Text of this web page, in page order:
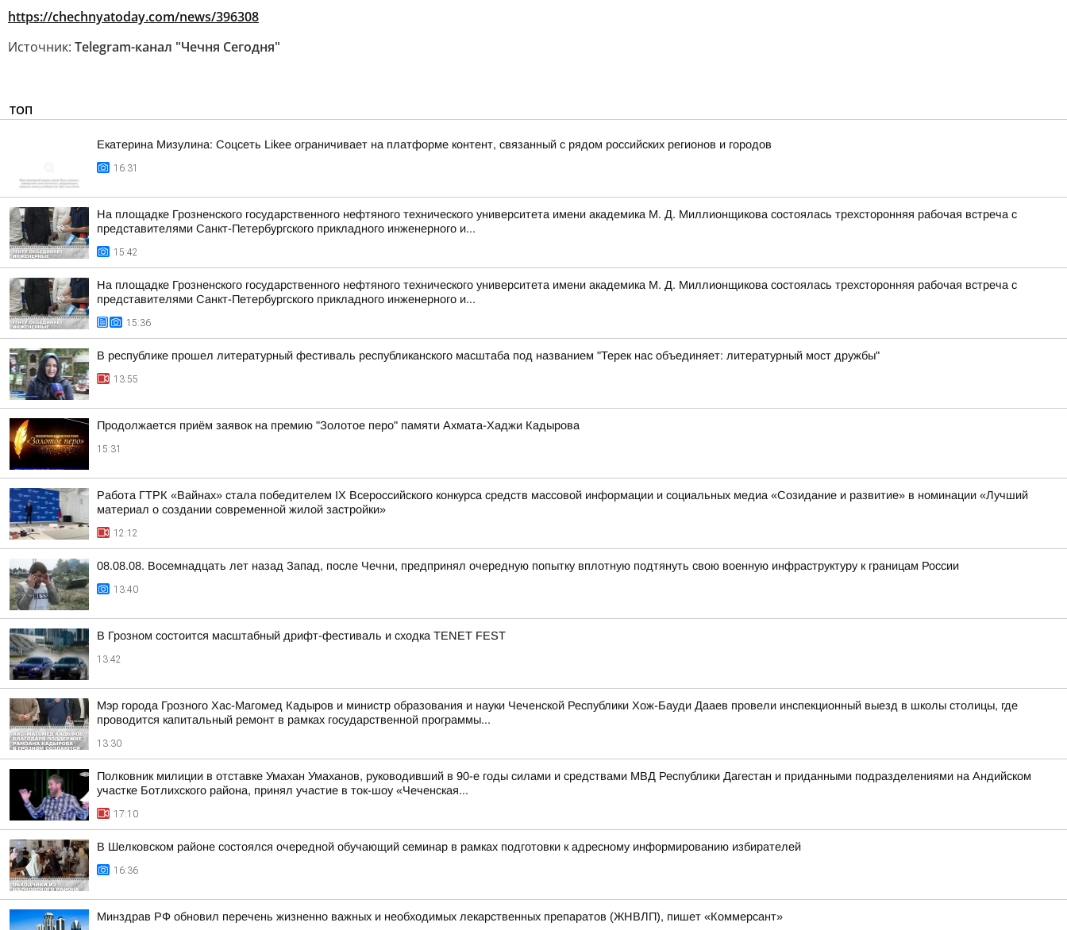
https://chechnyatoday.com/news/396308
Источник: Telegram-канал "Чечня Сегодня"
ТОП
Екатерина Мизулина: Соцсеть Likee ограничивает на платформе контент, связанный с рядом российских регионов и городов
16:31
На площадке Грозненского государственного нефтяного технического университета имени академика М. Д. Миллионщикова состоялась трехсторонняя рабочая встреча с
представителями Санкт-Петербургского прикладного инженерного и...
15:42
На площадке Грозненского государственного нефтяного технического университета имени академика М. Д. Миллионщикова состоялась трехсторонняя рабочая встреча с
представителями Санкт-Петербургского прикладного инженерного и...
15:36
В республике прошел литературный фестиваль республиканского масштаба под названием "Терек нас объединяет: литературный мост дружбы"
13:55
Продолжается приём заявок на премию "Золотое перо" памяти Ахмата-Хаджи Кадырова
15:31
Работа ГТРК «Вайнах» стала победителем IX Всероссийского конкурса средств массовой информации и социальных медиа «Созидание и развитие» в номинации «Лучший
материал о создании современной жилой застройки»
12:12
08.08.08. Восемнадцать лет назад Запад, после Чечни, предпринял очередную попытку вплотную подтянуть свою военную инфраструктуру к границам России
13:40
В Грозном состоится масштабный дрифт-фестиваль и сходка TENET FEST
13:42
Мэр города Грозного Хас-Магомед Кадыров и министр образования и науки Чеченской Республики Хож-Бауди Дааев провели инспекционный выезд в школы столицы, где
проводится капитальный ремонт в рамках государственной программы...
13:30
Полковник милиции в отставке Умахан Умаханов, руководивший в 90-е годы силами и средствами МВД Республики Дагестан и приданными подразделениями на Андийском
участке Ботлихского района, принял участие в ток-шоу «Чеченская...
17:10
В Шелковском районе состоялся очередной обучающий семинар в рамках подготовки к адресному информированию избирателей
16:36
Минздрав РФ обновил перечень жизненно важных и необходимых лекарственных препаратов (ЖНВЛП), пишет «Коммерсант»